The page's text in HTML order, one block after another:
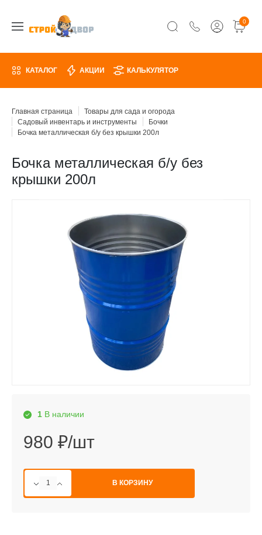
0
КАТАЛОГ АКЦИИ КАЛЬКУЛЯТОР
Главная страница
Товары для сада и огорода
Садовый инвентарь и инструменты
Бочки
Бочка металлическая б/у без крышки 200л
Бочка металлическая б/у без
крышки 200л
1 В наличии
980 ₽/шт
В КОРЗИНУ